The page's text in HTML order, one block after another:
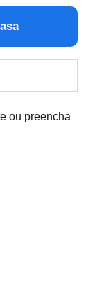
ou preencha